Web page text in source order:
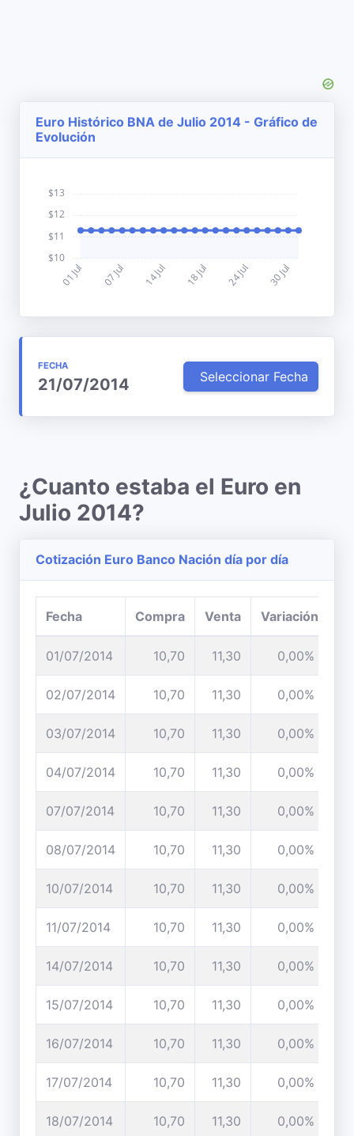
Euro Histórico BNA de Julio 2014 - Gráfico de
Evolución
FECHA
21/07/2014 Seleccionar Fecha
¿Cuanto estaba el Euro en
Julio 2014?
Cotización Euro Banco Nación día por día
Fecha Compra Venta Variación
01/07/2014 10,70 11,30 0,00%
02/07/2014 10,70 11,30 0,00%
03/07/2014 10,70 11,30 0,00%
04/07/2014 10,70 11,30 0,00%
07/07/2014 10,70 11,30 0,00%
08/07/2014 10,70 11,30 0,00%
10/07/2014 10,70 11,30 0,00%
11/07/2014 10,70 11,30 0,00%
14/07/2014 10,70 11,30 0,00%
15/07/2014 10,70 11,30 0,00%
16/07/2014 10,70 11,30 0,00%
17/07/2014 10,70 11,30 0,00%
18/07/2014 10,70 11,30 0,00%